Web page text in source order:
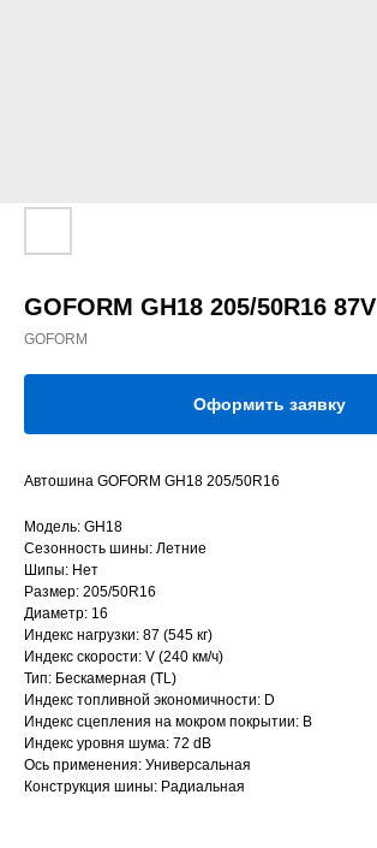
GOFORM GH18 205/50R16 87V
GOFORM
Оформить заявку
Автошина GOFORM GH18 205/50R16
Модель: GH18
Сезонность шины: Летние
Шипы: Нет
Размер: 205/50R16
Диаметр: 16
Индекс нагрузки: 87 (545 кг)
Индекс скорости: V (240 км/ч)
Тип: Бескамерная (TL)
Индекс топливной экономичности: D
Индекс сцепления на мокром покрытии: B
Индекс уровня шума: 72 dB
Ось применения: Универсальная
Конструкция шины: Радиальная